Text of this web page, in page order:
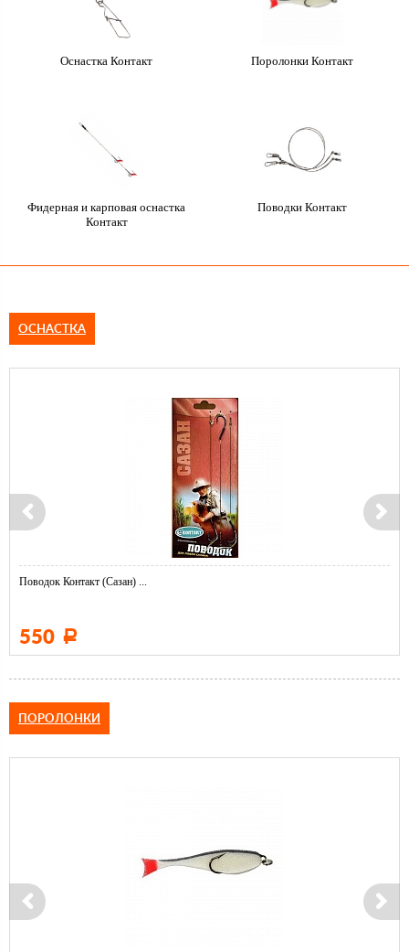
Оснастка Контакт Поролонки Контакт
Фидерная и карповая оснастка
Контакт
Поводки Контакт
ОСНАСТКА
Поводок Контакт (Сазан) ...
550 Р
ПОРОЛОНКИ